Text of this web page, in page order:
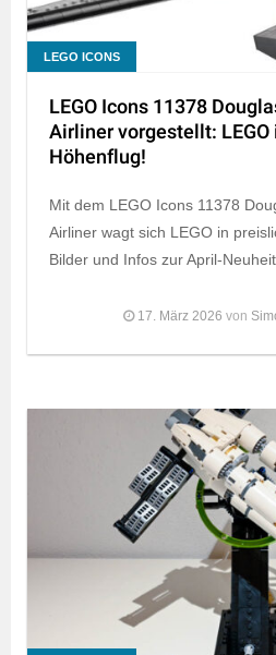
LEGO ICONS
LEGO Icons 11378
Airliner vorgestellt:
Höhenflug!
Mit dem LEGO Icons 11378
Airliner wagt sich LEGO in
Bilder und Infos zur April-
17. März 2026 von